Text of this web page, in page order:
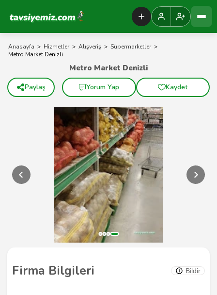
Tavsiyemiz Anasayfa
Anasayfa > Hizmetler > Alışveriş > Süpermarketler >
Metro Market Denizli
Firma Bilgileri Bildir
Metro Market Denizli
Paylaş Yorum Yap Kaydet